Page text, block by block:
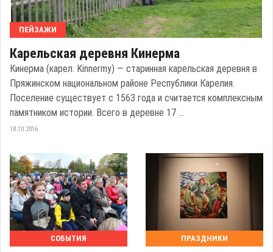
ПЕЙЗАЖИ
Карельская деревня Кинерма
Кинерма (карел. Kinnermy) — старинная карельская деревня в
Пряжинском национальном районе Республики Карелия.
Поселение существует с 1563 года и считается комплексным
памятником истории. Всего в деревне 17 ...
18.10.2016
СОБЫТИЯ ПРАЗДНИКИ